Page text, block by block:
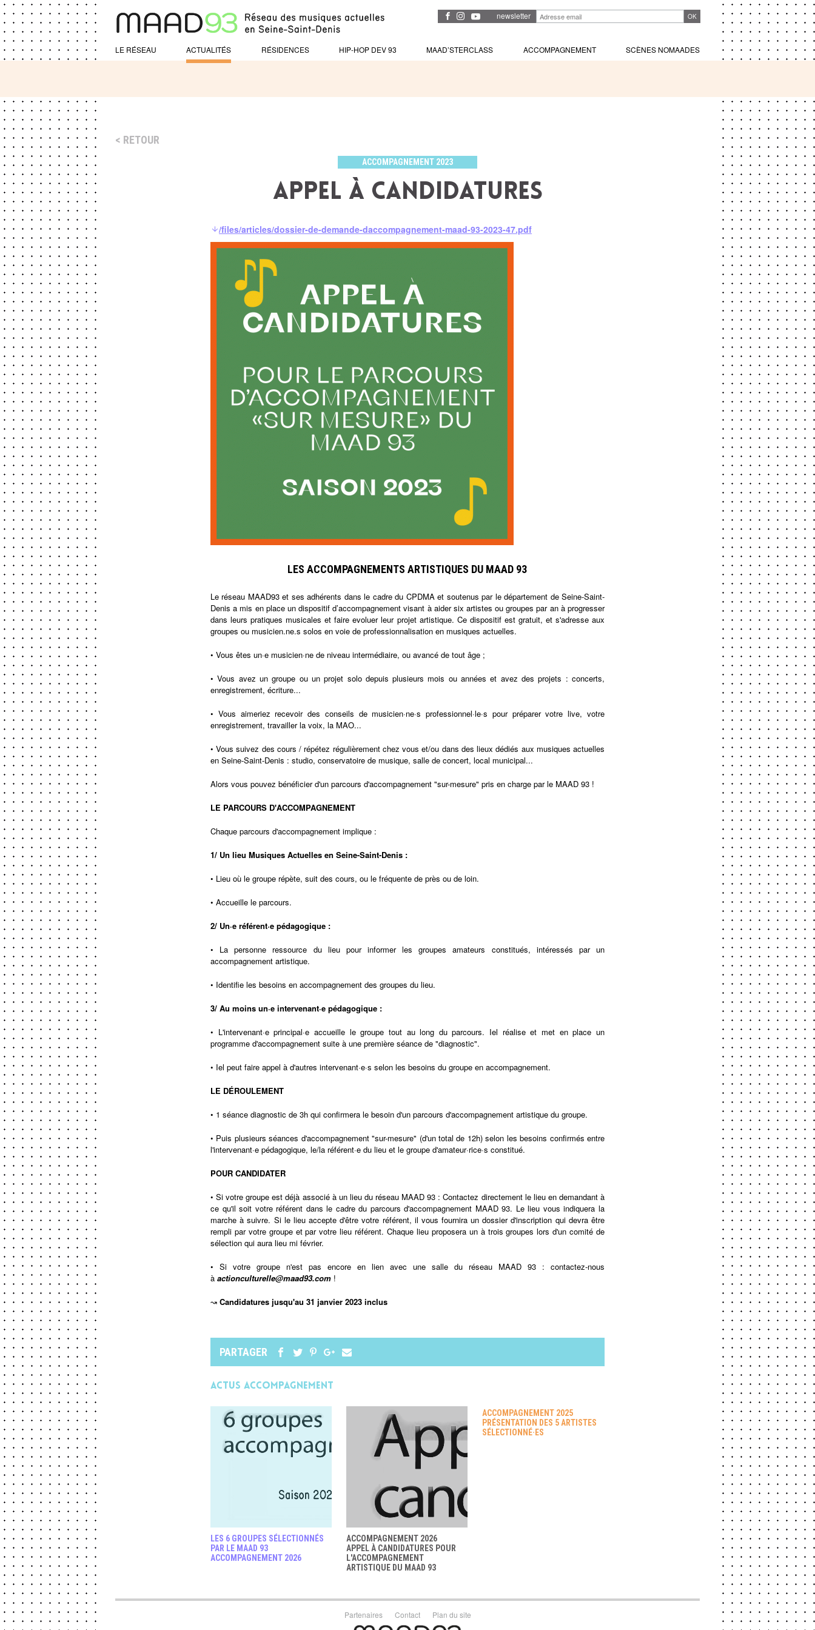
newsletter
LE RÉSEAU ACTUALITÉS RÉSIDENCES HIP-HOP DEV 93 MAAD’STERCLASS ACCOMPAGNEMENT SCÈNES NOMAADES
RETOUR
ACCOMPAGNEMENT 2023
appel à candidatures
/files/articles/dossier-de-demande-daccompagnement-maad-93-2023-47.pdf
LES ACCOMPAGNEMENTS ARTISTIQUES DU MAAD 93
Le réseau MAAD93 et ses adhérents dans le cadre du CPDMA et soutenus par le département de Seine-Saint-
Denis a mis en place un dispositif d’accompagnement visant à aider six artistes ou groupes par an à progresser
dans leurs pratiques musicales et faire evoluer leur projet artistique. Ce dispositif est gratuit, et s'adresse aux
groupes ou musicien.ne.s solos en voie de professionnalisation en musiques actuelles.
• Vous êtes un·e musicien·ne de niveau intermédiaire, ou avancé de tout âge ;
• Vous avez un groupe ou un projet solo depuis plusieurs mois ou années et avez des projets : concerts,
enregistrement, écriture...
• Vous aimeriez recevoir des conseils de musicien·ne·s professionnel·le·s pour préparer votre live, votre
enregistrement, travailler la voix, la MAO...
• Vous suivez des cours / répétez régulièrement chez vous et/ou dans des lieux dédiés aux musiques actuelles
en Seine-Saint-Denis : studio, conservatoire de musique, salle de concert, local municipal...
Alors vous pouvez bénéficier d'un parcours d'accompagnement "sur-mesure" pris en charge par le MAAD 93 !
LE PARCOURS D'ACCOMPAGNEMENT
Chaque parcours d'accompagnement implique :
1/ Un lieu Musiques Actuelles en Seine-Saint-Denis :
• Lieu où le groupe répète, suit des cours, ou le fréquente de près ou de loin.
• Accueille le parcours.
2/ Un·e référent·e pédagogique :
• La personne ressource du lieu pour informer les groupes amateurs constitués, intéressés par un
accompagnement artistique.
• Identifie les besoins en accompagnement des groupes du lieu.
3/ Au moins un·e intervenant·e pédagogique :
• L'intervenant·e principal·e accueille le groupe tout au long du parcours. Iel réalise et met en place un
programme d'accompagnement suite à une première séance de "diagnostic".
• Iel peut faire appel à d'autres intervenant·e·s selon les besoins du groupe en accompagnement.
LE DÉROULEMENT
• 1 séance diagnostic de 3h qui confirmera le besoin d'un parcours d'accompagnement artistique du groupe.
• Puis plusieurs séances d'accompagnement "sur-mesure" (d'un total de 12h) selon les besoins confirmés entre
l'intervenant·e pédagogique, le/la référent·e du lieu et le groupe d'amateur·rice·s constitué.
POUR CANDIDATER
• Si votre groupe est déjà associé à un lieu du réseau MAAD 93 : Contactez directement le lieu en demandant à
ce qu'il soit votre référent dans le cadre du parcours d'accompagnement MAAD 93. Le lieu vous indiquera la
marche à suivre. Si le lieu accepte d'être votre référent, il vous fournira un dossier d'inscription qui devra être
rempli par votre groupe et par votre lieu référent. Chaque lieu proposera un à trois groupes lors d'un comité de
sélection qui aura lieu mi février.
• Si votre groupe n'est pas encore en lien avec une salle du réseau MAAD 93 : contactez-nous
à actionculturelle@maad93.com !
↝ Candidatures jusqu'au 31 janvier 2023 inclus
PARTAGER
Actus Accompagnement
LES 6 GROUPES SÉLECTIONNÉS
PAR LE MAAD 93
ACCOMPAGNEMENT 2026
ACCOMPAGNEMENT 2026
APPEL À CANDIDATURES POUR
L'ACCOMPAGNEMENT
ARTISTIQUE DU MAAD 93
ACCOMPAGNEMENT 2025
PRÉSENTATION DES 5 ARTISTES
SÉLECTIONNÉ·ES
Partenaires Contact Plan du site